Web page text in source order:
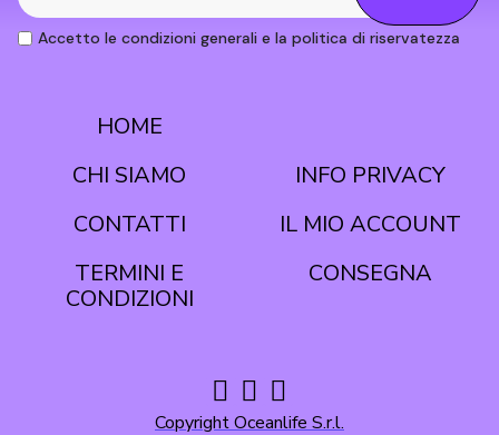
Accetto le condizioni generali e la politica di riservatezza
HOME
CHI SIAMO
CONTATTI
TERMINI E
INFO PRIVACY
IL MIO ACCOUNT
CONSEGNA
Copyright Oceanlife S.r.l.